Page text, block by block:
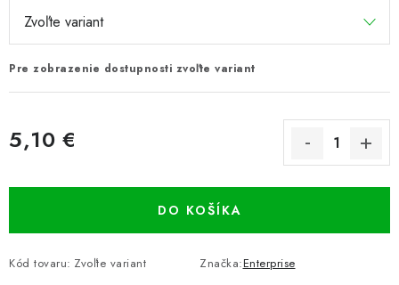
Pre zobrazenie dostupnosti zvoľte variant
5,10 €
DO KOŠÍKA
Kód tovaru: Zvoľte variant Značka:Enterprise